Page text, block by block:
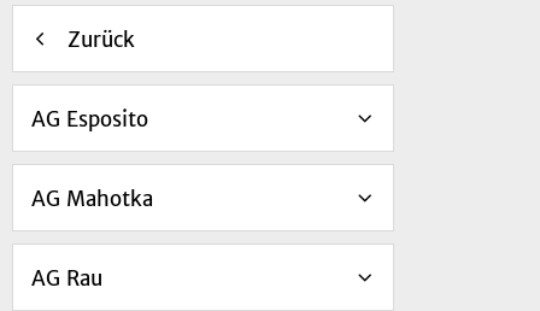
Zurück
AG Esposito
AG Mahotka
AG Rau